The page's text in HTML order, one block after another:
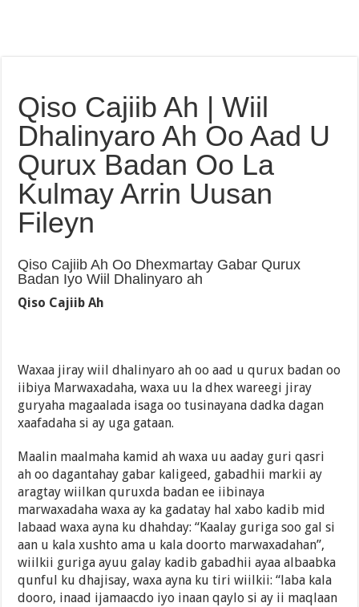
Qiso Cajiib Ah | Wiil
Dhalinyaro Ah Oo Aad U
Qurux Badan Oo La
Kulmay Arrin Uusan
Fileyn
Qiso Cajiib Ah Oo Dhexmartay Gabar Qurux
Badan Iyo Wiil Dhalinyaro ah
Qiso Cajiib Ah
Waxaa jiray wiil dhalinyaro ah oo aad u qurux badan oo
iibiya Marwaxadaha, waxa uu la dhex wareegi jiray
guryaha magaalada isaga oo tusinayana dadka dagan
xaafadaha si ay uga gataan.
Maalin maalmaha kamid ah waxa uu aaday guri qasri
ah oo dagantahay gabar kaligeed, gabadhii markii ay
aragtay wiilkan quruxda badan ee iibinaya
marwaxadaha waxa ay ka gadatay hal xabo kadib mid
labaad waxa ayna ku dhahday: “Kaalay guriga soo gal si
aan u kala xushto ama u kala doorto marwaxadahan”,
wiilkii guriga ayuu galay kadib gabadhii ayaa albaabka
qunful ku dhajisay, waxa ayna ku tiri wiilkii: “laba kala
dooro, inaad ijamaacdo iyo inaan qaylo si ay ii maqlaan